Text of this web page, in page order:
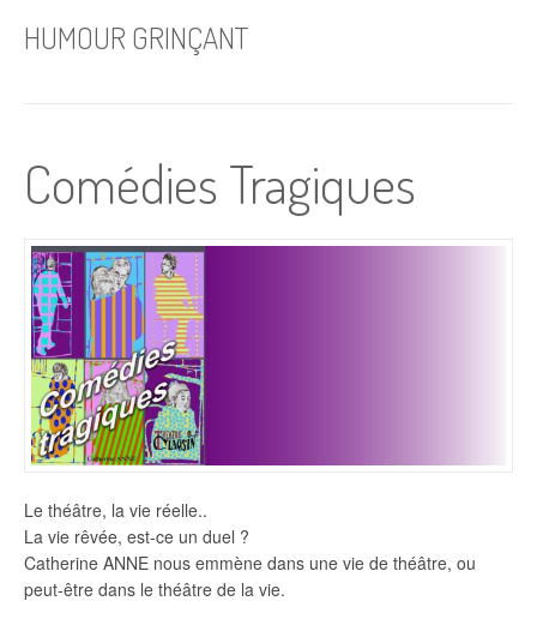
HUMOUR GRINÇANT
Comédies Tragiques
Le théâtre, la vie réelle..
La vie rêvée, est-ce un duel ?
Catherine ANNE nous emmène dans une vie de théâtre, ou
peut-être dans le théâtre de la vie.